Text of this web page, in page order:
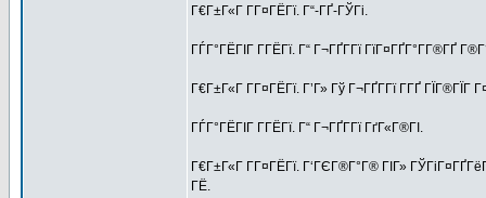
Г€Г±Г«Г Г­Г¤ГЁГї. Г“-ГҐ-ГЎГі.
ГЃГ°ГЁГІГ Г­ГЁГї. Г“ Г¬ГҐГ­Гї ГїГ¤ГҐГ°Г­Г®ГҐ
Г€Г±Г«Г Г­Г¤ГЁГї. Г’Г» Гў Г¬ГҐГ­Гї Г­ГҐ ГЇГ®ГЇГ
ГЃГ°ГЁГІГ Г­ГЁГї. Г“ Г¬ГҐГ­Гї ГґГ«Г®ГІ.
Г€Г±Г«Г Г­Г¤ГЁГї. Г‘ГЄГ®Г°Г® ГІГ»
ГЁ.